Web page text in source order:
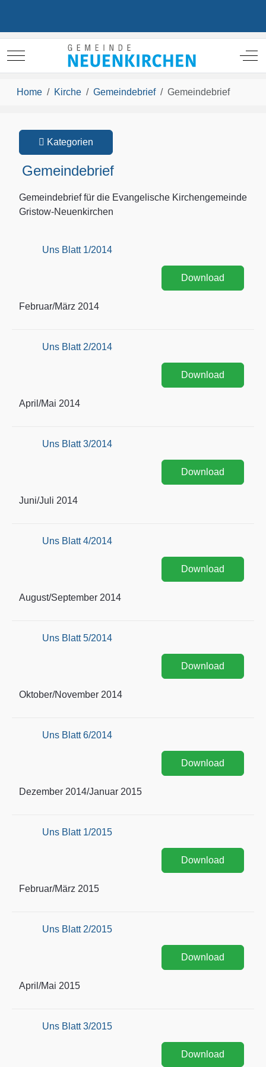
Mobile Menu Toggle Off-
Home Kirche Gemeindebrief Gemeindebrief
Kategorien
Gemeindebrief
Gemeindebrief für die Evangelische Kirchengemeinde
Gristow-Neuenkirchen
Uns Blatt 1/2014
Download
Februar/März 2014
Uns Blatt 2/2014
Download
April/Mai 2014
Uns Blatt 3/2014
Download
Juni/Juli 2014
Uns Blatt 4/2014
Download
August/September 2014
Uns Blatt 5/2014
Download
Oktober/November 2014
Uns Blatt 6/2014
Download
Dezember 2014/Januar 2015
Uns Blatt 1/2015
Download
Februar/März 2015
Uns Blatt 2/2015
Download
April/Mai 2015
Uns Blatt 3/2015
Download